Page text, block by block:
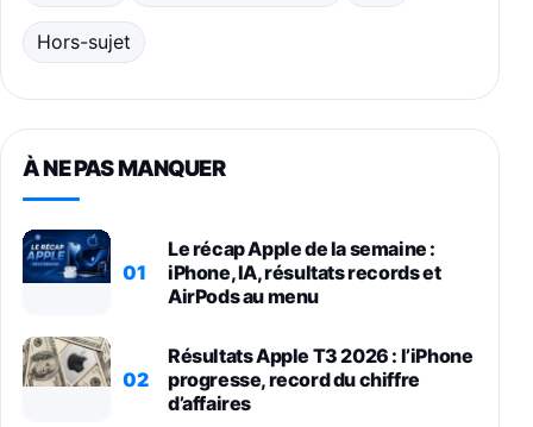
Hors-sujet
À NE PAS MANQUER
01
Le récap Apple de la semaine :
iPhone, IA, résultats records et
AirPods au menu
02
Résultats Apple T3 2026 : l’iPhone
progresse, record du chiffre
d’affaires